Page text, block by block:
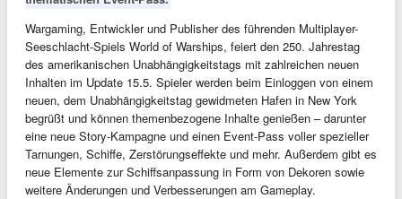
Wargaming, Entwickler und Publisher des führenden Multiplayer-
Seeschlacht-Spiels World of Warships, feiert den 250. Jahrestag
des amerikanischen Unabhängigkeitstags mit zahlreichen neuen
Inhalten im Update 15.5. Spieler werden beim Einloggen von einem
neuen, dem Unabhängigkeitstag gewidmeten Hafen in New York
begrüßt und können themenbezogene Inhalte genießen – darunter
eine neue Story-Kampagne und einen Event-Pass voller spezieller
Tarnungen, Schiffe, Zerstörungseffekte und mehr. Außerdem gibt es
neue Elemente zur Schiffsanpassung in Form von Dekoren sowie
weitere Änderungen und Verbesserungen am Gameplay.